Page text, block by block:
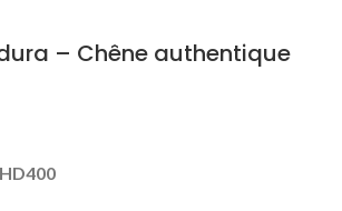
– Chêne authentique